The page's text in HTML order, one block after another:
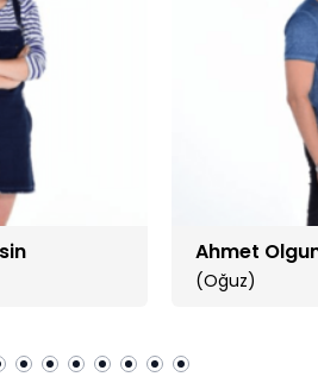
Ahmet
(Oğuz)